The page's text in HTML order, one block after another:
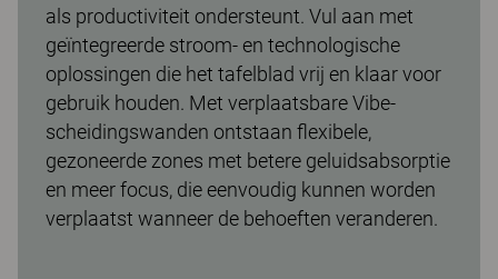
als productiviteit ondersteunt. Vul aan met
geïntegreerde stroom- en technologische
oplossingen die het tafelblad vrij en klaar voor
gebruik houden. Met verplaatsbare Vibe-
scheidingswanden ontstaan flexibele,
gezoneerde zones met betere geluidsabsorptie
en meer focus, die eenvoudig kunnen worden
verplaatst wanneer de behoeften veranderen.